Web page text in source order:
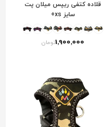
قلاده کتفی ریپس میلان پت
سایز xs+
1٬900٬000تومان